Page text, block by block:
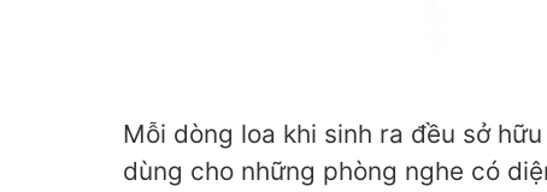
Mỗi dòng loa khi sinh ra đều sở
dùng cho những phòng nghe có